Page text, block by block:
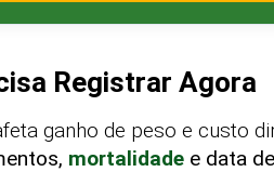
Registrar Agora
ganho de peso e custo
mortalidade e data